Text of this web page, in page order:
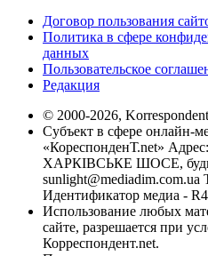
Договор пользования
Политика в сфере
данных
Пользовательское
Редакция
© 2000-2026,
Субъект в сфере онлайн-
«КореспонденТ.net»
ХАРКІВСЬКЕ ШОСЕ,
sunlight@mediadim.com.ua
Идентификатор медиа -
Использование любых
сайте, разрешается при
Корреспондент.net.